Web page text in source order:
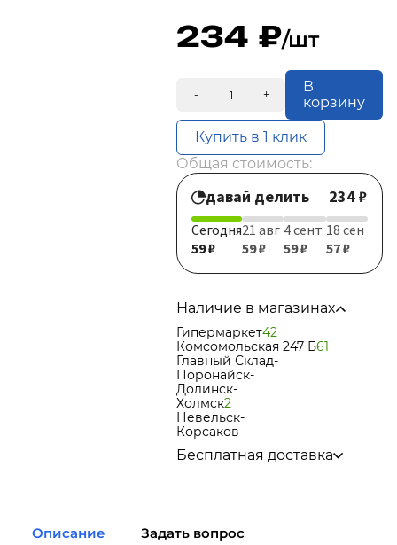
234 /шт
- +
В
корзину
Купить в 1 клик
Общая стоимость:
давай делить 234 ₽
Сегодня
59 ₽
21 авг
59 ₽
4 сент
59 ₽
18 сен
57 ₽
Наличие в магазинах
Гипермаркет42
Комсомольская 247 Б61
Главный Склад-
Поронайск-
Долинск-
Холмск2
Невельск-
Корсаков-
Бесплатная доставка
в города Холмск, Невельск
Описание Задать вопрос